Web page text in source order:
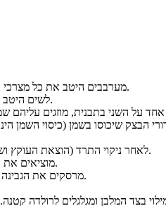
מערבבים היטב את כל מצרכי הבצק (את המים בהדרגה לפי הצורך).
לשים היטב את הכל עד שהבצק הומוגני ורך מעט.
לאחר ניקוי התרד (הוצאת העוקץ ושטיפתו), מרתיחים מים וחולטים אותו.
מוציאים את התרד, מקררים, סוחטים וחותכים דק.
מרסקים את הגבינה המלוחה ומערבבים עם התרד החלוט.